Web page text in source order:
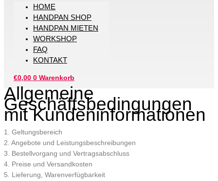
HOME
HANDPAN SHOP
HANDPAN MIETEN
WORKSHOP
FAQ
KONTAKT
€0,00 0 Warenkorb
Allgemeine
Geschäftsbedingungen
mit Kundeninformationen
1. Geltungsbereich
2. Angebote und Leistungsbeschreibungen
3. Bestellvorgang und Vertragsabschluss
4. Preise und Versandkosten
5. Lieferung, Warenverfügbarkeit